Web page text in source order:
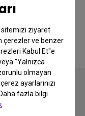
sitemizi ziyaret
çerezler ve benzer
Kabul Et"e
"Yalnızca
olmayan
ayarlarınızı
fazla bilgi